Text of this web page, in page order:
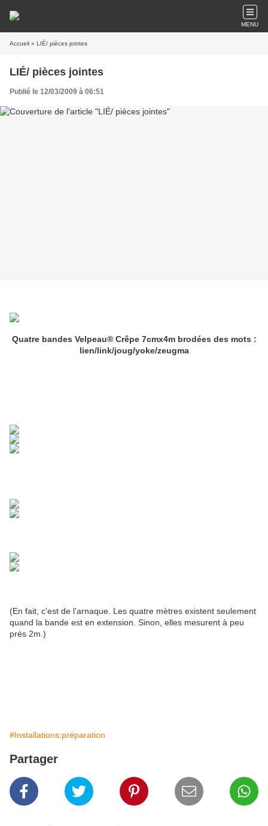
MENU
Accueil » LIÉ/ pièces jointes
LIÉ/ pièces jointes
Publié le 12/03/2009 à 06:51
Quatre bandes Velpeau® Crêpe 7cmx4m brodées des mots :
lien/link/joug/yoke/zeugma
(En fait, c'est de l'arnaque. Les quatre mètres existent seulement
quand la bande est en extension. Sinon, elles mesurent à peu
près 2m.)
#Installations:préparation
Partager